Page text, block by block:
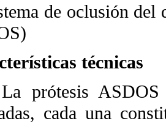
de oclusión del
técnicas
ASDOS
cada una